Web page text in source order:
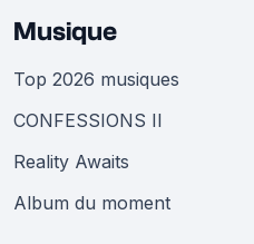
Musique
Top 2026 musiques
CONFESSIONS II
Reality Awaits
Album du moment